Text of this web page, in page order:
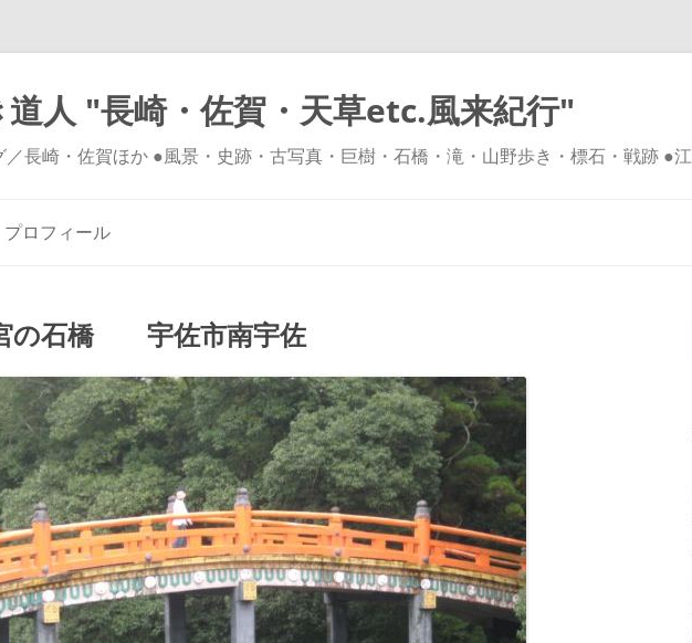
人 "長崎・佐賀・天草etc.風来紀行"
長崎・佐賀ほか ●風景・史跡・古写真・巨樹・石橋・滝・山野歩き・標石・戦跡 ●江
プロフィール
の石橋 宇佐市南宇佐